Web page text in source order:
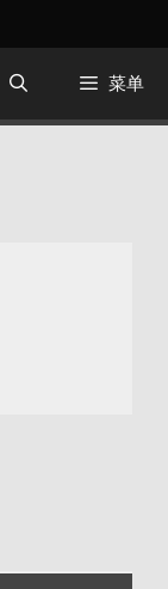
菜单